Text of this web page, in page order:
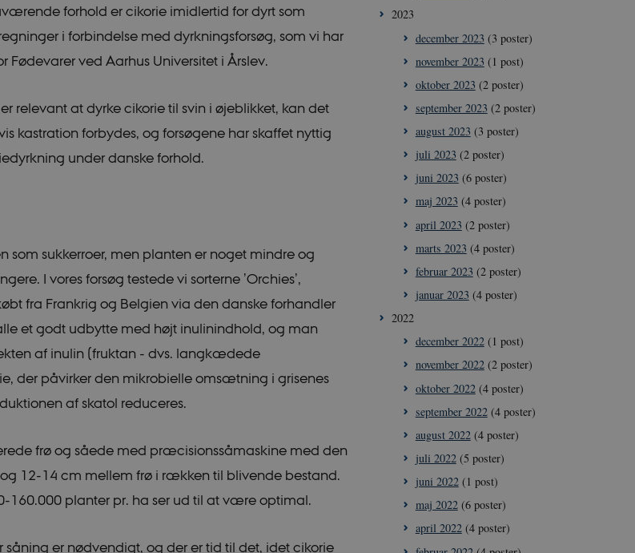
forhold er cikorie imidlertid for dyrt som
i forbindelse med dyrkningsforsøg, som vi har
Fødevarer ved Aarhus Universitet i Årslev.
relevant at dyrke cikorie til svin i øjeblikket, kan det
kastration forbydes, og forsøgene har skaffet nyttig
under danske forhold.
som sukkerroer, men planten er noget mindre og
I vores forsøg testede vi sorterne ’Orchies’,
fra Frankrig og Belgien via den danske forhandler
et godt udbytte med højt inulinindhold, og man
af inulin (fruktan - dvs. langkædede
der påvirker den mikrobielle omsætning i grisenes
af skatol reduceres.
frø og såede med præcisionssåmaskine med den
12-14 cm mellem frø i rækken til blivende bestand.
160.000 planter pr. ha ser ud til at være optimal.
såning er nødvendigt, og der er tid til det, idet cikorie
2023
december 2023 (3 poster)
november 2023 (1 post)
oktober 2023 (2 poster)
september 2023 (2 poster)
august 2023 (3 poster)
juli 2023 (2 poster)
juni 2023 (6 poster)
maj 2023 (4 poster)
april 2023 (2 poster)
marts 2023 (4 poster)
februar 2023 (2 poster)
januar 2023 (4 poster)
2022
december 2022(1 post)
november 2022(2 poster)
oktober 2022(4 poster)
september 2022(4 poster)
august 2022(4 poster)
juli 2022(5 poster)
juni 2022(1 post)
maj 2022(6 poster)
april 2022(4 poster)